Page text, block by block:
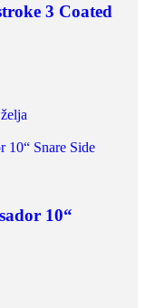
3 Coated
10“